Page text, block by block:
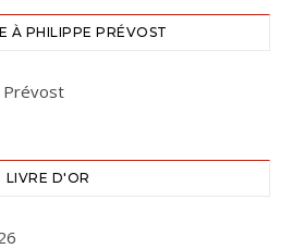
À PHILIPPE PRÉVOST
LIVRE D'OR